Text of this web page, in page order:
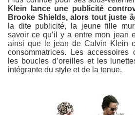
Klein lance une publicité
Brooke Shields, alors tout juste
la dite publicité, la jeune fille
savoir ce qu’il y a entre mon jean
ainsi que le jean de Calvin Klein
consommatrices. Les accessoires
les boucles d’oreilles et les
intégrante du style et de la tenue.